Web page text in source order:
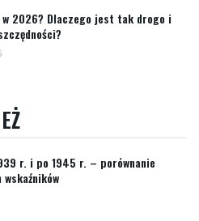
w 2026? Dlaczego jest tak drogo i
r. i po 1945 r. – porównanie